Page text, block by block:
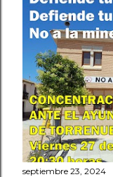
septiembre 23, 2024